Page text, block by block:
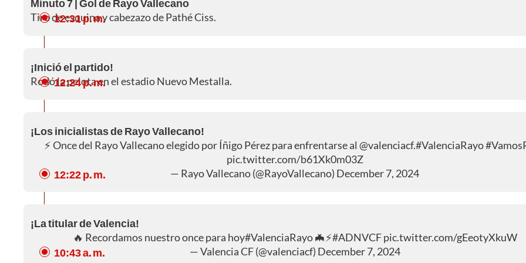
Minuto 7 | Gol de Rayo Vallecano
Tiro de esquina y cabezazo de Pathé Ciss.
12:31 p. m.
¡Inició el partido!
Rodó la pelota en el estadio Nuevo Mestalla.
12:24 p. m.
¡Los inicialistas de Rayo Vallecano!
⚡️ Once del Rayo Vallecano elegido por Íñigo Pérez para enfrentarse al @valenciacf.#ValenciaRayo
pic.twitter.com/b61Xk0m03Z
— Rayo Vallecano (@RayoVallecano) December 7, 2024
12:22 p. m.
¡La titular de Valencia!
🔥 Recordamos nuestro once para hoy#ValenciaRayo🦇⚡#ADNVCF pic.twitter.com/gEeotyXkuW
— Valencia CF (@valenciacf) December 7, 2024
10:43 a. m.